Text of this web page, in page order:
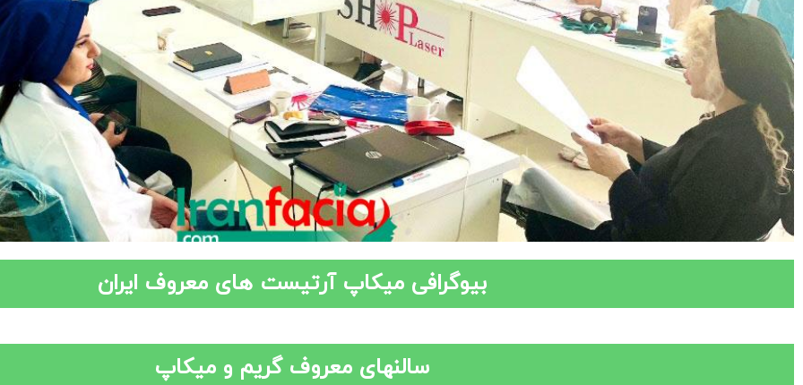
بیوگرافی میکاپ آرتیست های معروف ایران
سالنهای معروف گریم و میکاپ